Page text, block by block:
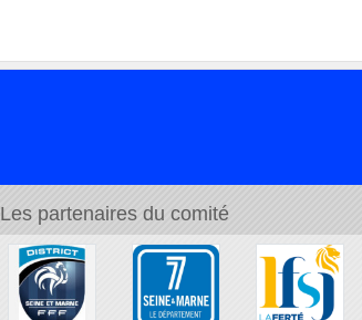
Les partenaires du comité